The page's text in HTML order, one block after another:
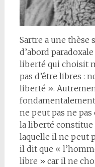
Sartre a une thèse
d’abord
liberté qui choisit
pas d’être libres :
liberté ».
ne peut pas ne pas
la liberté constitue
laquelle il ne peut
il dit que «
libre » car il ne